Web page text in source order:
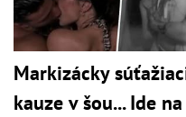
Markizácky
kauze v šou... Ide